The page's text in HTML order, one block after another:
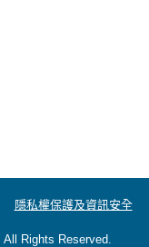
隱私權保護及資訊安全
Rights Reserved.